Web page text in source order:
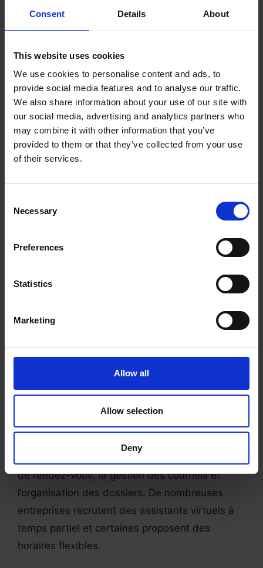
Consent Details About
This website uses cookies
We use cookies to personalise content and ads, to
provide social media features and to analyse our traffic.
We also share information about your use of our site with
our social media, advertising and analytics partners who
may combine it with other information that you’ve
provided to them or that they’ve collected from your use
of their services.
Selection
Necessary
Preferences
Statistics
Marketing
Allow all
Allow selection
Deny
problèmes et à fournir une assistance par
téléphone, par courrier électronique ou par chat.
temps partiel, et certaines peuvent proposer
des horaires flexibles.
Rédacteur de Contenu
Si tu es passionné par la rédaction et que tu as
postes impliquent généralement la création
sociaux, de descriptions de produits ou d’autres
entreprises ou sites web. De nombreux postes
de rédacteur de contenu à temps partiel offrent
des horaires flexibles et peuvent être occupés à
Si tu es organisé, que tu as le souci du détail et
que tu aimes aider les autres, envisage de
de rendez-vous, la gestion des courriels et
l’organisation des dossiers. De nombreuses
entreprises recrutent des assistants virtuels à
temps partiel et certaines proposent des
horaires flexibles.